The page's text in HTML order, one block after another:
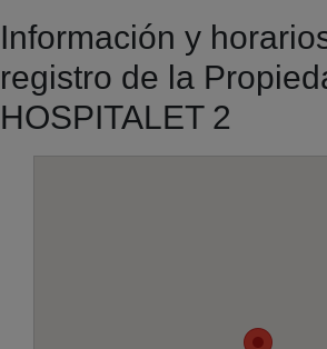
Información y
registro de la
HOSPITALET 2